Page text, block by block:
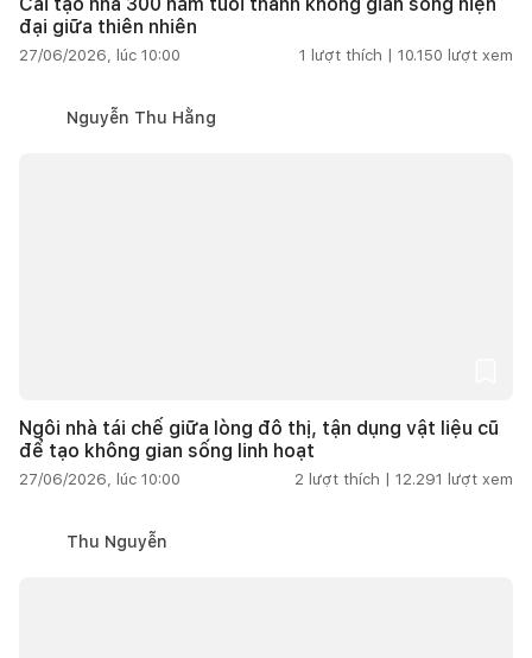
đại giữa thiên nhiên
27/06/2026, lúc 10:00 1 lượt thích | 10.150 lượt xem
Nguyễn Thu Hằng
Ngôi nhà tái chế giữa lòng đô thị, tận dụng vật liệu cũ
để tạo không gian sống linh hoạt
27/06/2026, lúc 10:00 2 lượt thích | 12.291 lượt xem
Thu Nguyễn